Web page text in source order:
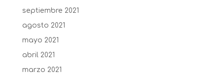
septiembre 2021
agosto 2021
mayo 2021
abril 2021
marzo 2021